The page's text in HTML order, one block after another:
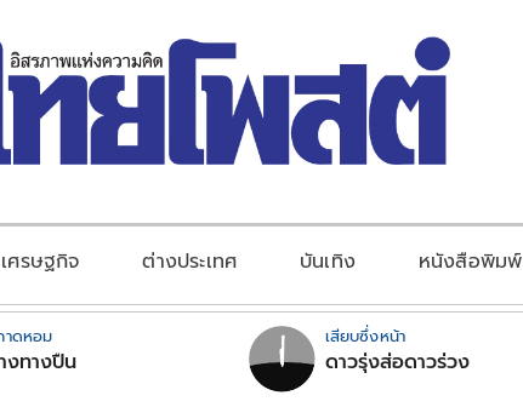
เศรษฐกิจ ต่างประเทศ บันเทิง หนังสือพิมพ์
าดหอม
งทางปืน
เสียบซึ่งหน้า
ดาวรุ่งส่อดาวร่วง